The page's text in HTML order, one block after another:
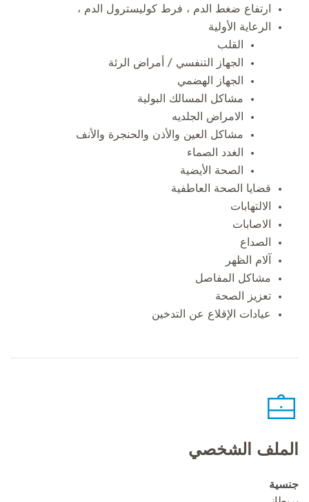
ارتفاع ضغط الدم ، فرط كوليسترول الدم ،
الرعاية الأولية
القلب
الجهاز التنفسي / أمراض الرئة
الجهاز الهضمي
مشاكل المسالك البولية
الامراض الجلديه
مشاكل العين والأذن والحنجرة والأنف
الغدد الصماء
الصحة الأيضية
قضايا الصحة العاطفية
الالتهابات
الاصابات
الصداع
آلام الظهر
مشاكل المفاصل
تعزيز الصحة
عيادات الإقلاع عن التدخين
الملف الشخصي
جنسية